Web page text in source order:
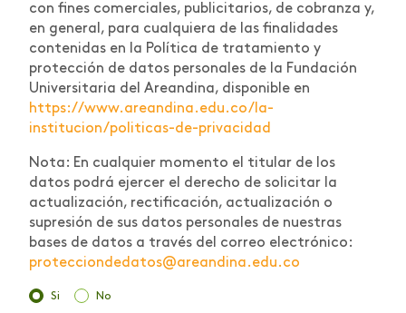
con fines comerciales, publicitarios, de cobranza y,
en general, para cualquiera de las finalidades
contenidas en la Política de tratamiento y
protección de datos personales de la Fundación
Universitaria del Areandina, disponible en
https://www.areandina.edu.co/la-
institucion/politicas-de-privacidad
Nota: En cualquier momento el titular de los
datos podrá ejercer el derecho de solicitar la
actualización, rectificación, actualización o
supresión de sus datos personales de nuestras
bases de datos a través del correo electrónico:
protecciondedatos@areandina.edu.co
Si No